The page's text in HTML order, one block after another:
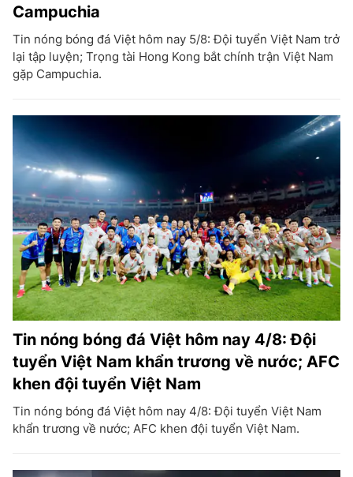
Campuchia
Tin nóng bóng đá Việt hôm nay 5/8: Đội tuyển Việt Nam trở
lại tập luyện; Trọng tài Hong Kong bắt chính trận Việt Nam
gặp Campuchia.
Tin nóng bóng đá Việt hôm nay 4/8: Đội
tuyển Việt Nam khẩn trương về nước; AFC
khen đội tuyển Việt Nam
Tin nóng bóng đá Việt hôm nay 4/8: Đội tuyển Việt Nam
khẩn trương về nước; AFC khen đội tuyển Việt Nam.